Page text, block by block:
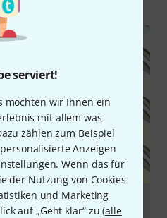
serviert!
möchten wir Ihnen ein
mit allem was
zählen zum Beispiel
Anzeigen
Wenn das für
der Nutzung von Cookies
und Marketing
auf „Geht klar“ zu (alle